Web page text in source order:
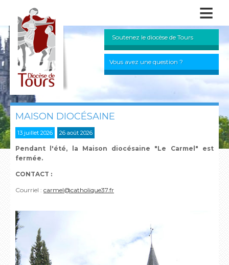
≡
Soutenez le diocèse de Tours
Vous avez une question ?
MAISON DIOCÉSAINE
13 juillet 2026 26 août 2026
Pendant l'été, l a Maison diocésaine "Le Carmel" est
fermée.
CONTACT :
Courriel : carmel@catholique37.fr